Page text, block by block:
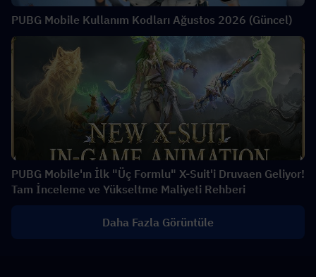
PUBG Mobile Kullanım Kodları Ağustos 2026 (Güncel)
PUBG Mobile'ın İlk "Üç Formlu" X-Suit'i Druvaen Geliyor!
Tam İnceleme ve Yükseltme Maliyeti Rehberi
Daha Fazla Görüntüle